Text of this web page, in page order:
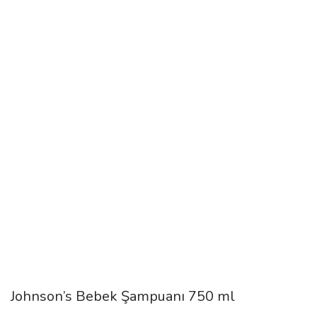
Johnson’s Bebek Şampuanı 750 ml